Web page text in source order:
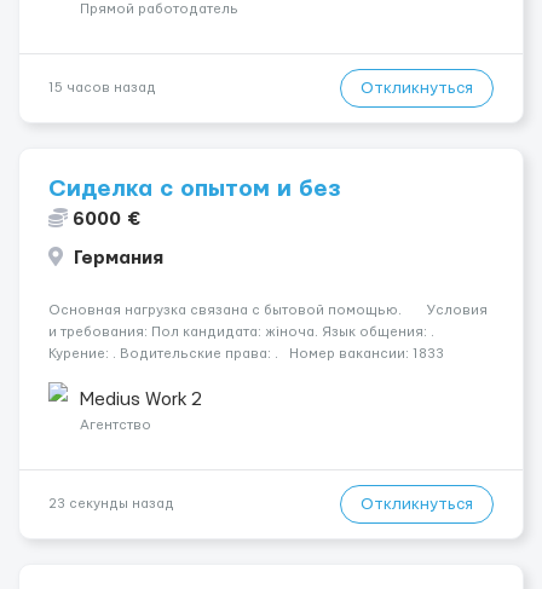
поважаємо особ...
Прямой работодатель
15 часов назад Откликнуться
Сиделка с опытом и без
6000 €
Германия
Основная нагрузка связана с бытовой помощью. Условия
и требования: Пол кандидата: жіноча. Язык общения: .
Курение: . Водительские права: . Номер вакансии: 1833
Украина +...
Medius Work 2
Агентство
23 секунды назад Откликнуться